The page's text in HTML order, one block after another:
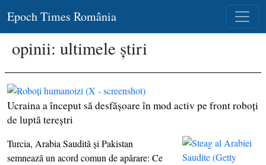
Epoch Times România
opinii: ultimele știri
Ucraina a început să desfăşoare în mod activ pe front roboţi
de luptă tereştri
Turcia, Arabia Saudită şi Pakistan
semnează un acord comun de apărare: Ce